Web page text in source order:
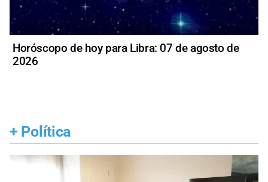
Horóscopo de hoy para Libra: 07 de agosto de
2026
+ Política